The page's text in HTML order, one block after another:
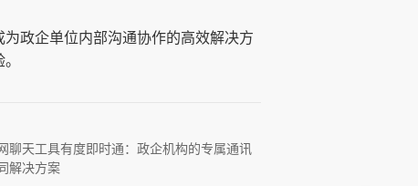
政企单位内部沟通协作的高效解决方
聊天工具有度即时通：政企机构的专属通讯
解决方案